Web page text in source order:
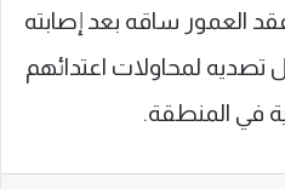
العمور ساقه بعد إصابته
لمحاولات اعتدائهم
في المنطقة.